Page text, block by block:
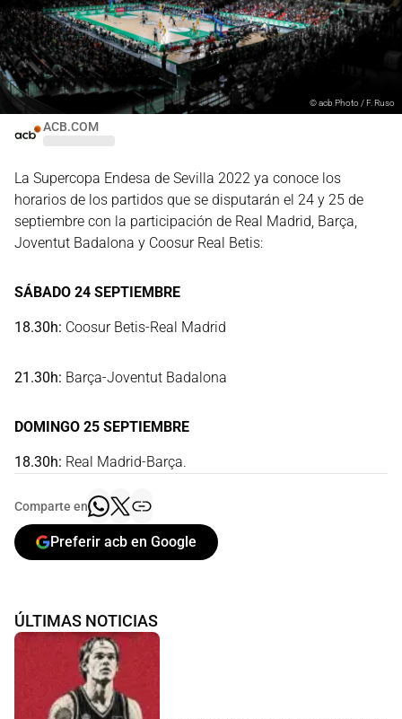
ACB.COM
©acb Photo / F. Ruso
La Supercopa Endesa de Sevilla 2022 ya conoce los
horarios de los partidos que se disputarán el 24 y 25 de
septiembre con la participación de Real Madrid, Barça,
Joventut Badalona y Coosur Real Betis:
SÁBADO 24 SEPTIEMBRE
18.30h: Coosur Betis-Real Madrid
21.30h: Barça-Joventut Badalona
DOMINGO 25 SEPTIEMBRE
18.30h: Real Madrid-Barça.
Comparte en
Preferir acb en Google
ÚLTIMAS NOTICIAS